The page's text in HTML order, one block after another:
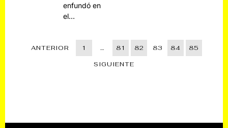
enfundó en
el…
ANTERIOR 1 … 81 82 83 84
85
SIGUIENTE